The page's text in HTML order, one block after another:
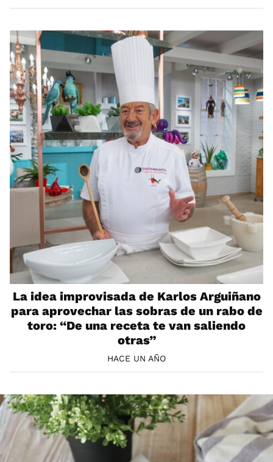
La idea improvisada de Karlos Arguiñano
para aprovechar las sobras de un rabo de
toro: “De una receta te van saliendo
otras”
HACE UN AÑO